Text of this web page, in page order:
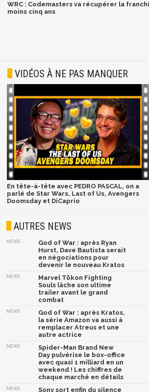
WRC : Codemasters va récupérer la
moins cinq ans
VIDÉOS À NE PAS MANQUER
En tête-à-tête avec PEDRO PASCAL, on a
parlé de Star Wars, Last of Us, Avengers
Doomsday et DiCaprio
AUTRES NEWS
NEWS
God of War : après Ryan
Hurst, Dave Bautista serait
en négociations pour
devenir le nouveau Kratos
NEWS
Marvel Tōkon Fighting
Souls lâche son ultime
trailer avant le grand
combat
NEWS
God of War : après Kratos,
la série Amazon va aussi à
remplacer Atreus et une
autre actrice
NEWS
Spider-Man Brand New
Day pulvérise le box-office
avec quasi 1 milliard en un
weekend ! Les chiffres de
chaque marché en détails
NEWS Sony sort enfin du silence